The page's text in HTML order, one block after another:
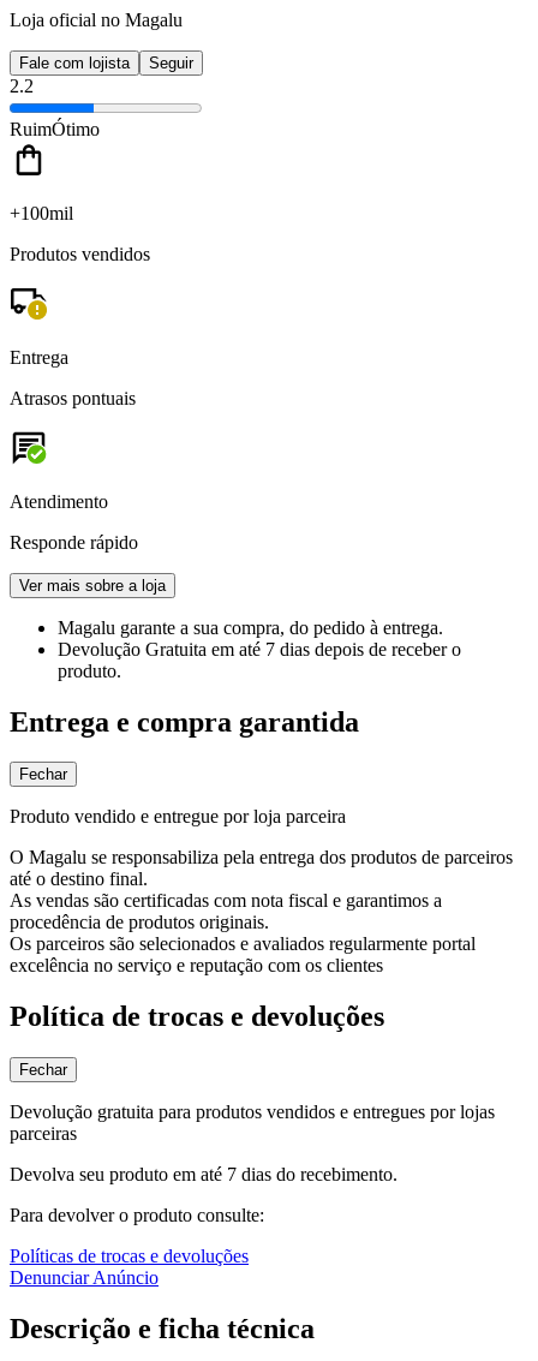
Loja oficial no Magalu
Fale com lojista Seguir
2.2
RuimÓtimo
+100mil
Produtos vendidos
Entrega
Atrasos pontuais
Atendimento
Responde rápido
Ver mais sobre a loja
Magalu garante a sua compra, do pedido à entrega.
Devolução Gratuita em até 7 dias depois de receber o
produto.
Entrega e compra garantida
Fechar
Produto vendido e entregue por loja parceira
O Magalu se responsabiliza pela entrega dos produtos de parceiros
até o destino final.
As vendas são certificadas com nota fiscal e garantimos a
procedência de produtos originais.
Os parceiros são selecionados e avaliados regularmente portal
excelência no serviço e reputação com os clientes
Política de trocas e devoluções
Fechar
Devolução gratuita para produtos vendidos e entregues por lojas
parceiras
Devolva seu produto em até 7 dias do recebimento.
Para devolver o produto consulte:
Políticas de trocas e devoluções
Denunciar Anúncio
Descrição e ficha técnica